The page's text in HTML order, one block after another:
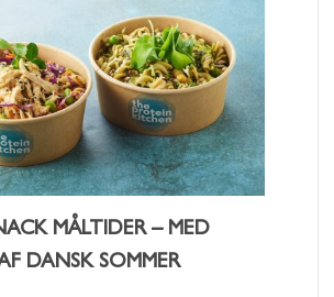
MÅLTIDER – MED
DANSK SOMMER